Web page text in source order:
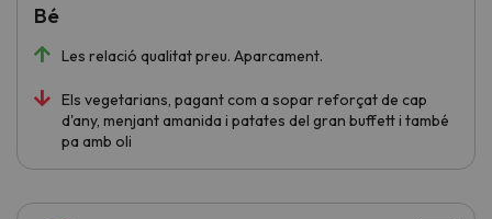
Les relació qualitat preu. Aparcament.
Els vegetarians, pagant com a sopar reforçat de cap
d'any, menjant amanida i patates del gran buffett i també
pa amb oli
Bé